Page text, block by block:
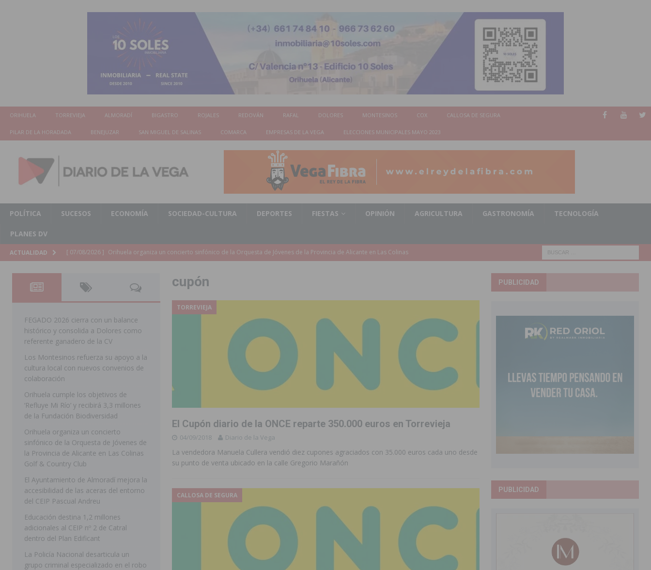
ORIHUELA TORREVIEJA ALMORADÍ BIGASTRO ROJALES REDOVÁN RAFAL DOLORES MONTESINOS COX CALLOSA DE SEGURA
PILAR DE LA HORADADA BENEJUZAR SAN MIGUEL DE SALINAS COMARCA EMPRESAS DE LA VEGA ELECCIONES MUNICIPALES MAYO 2023
POLÍTICA SUCESOS ECONOMÍA SOCIEDAD-CULTURA DEPORTES FIESTAS OPINIÓN AGRICULTURA GASTRONOMÍA TECNOLOGÍA
PLANES DV
ACTUALIDAD [ 07/08/2026 ] El Ayuntamiento de Almoradí mejora la accesibilidad de las aceras del entorno del CEIP Pascual Andreu
[ 07/08/2026 ]
Educación destina 1,2 millones adicionales al CEIP nº 2 de Catral dentro del Plan Edificant
[ 07/08/2026 ] La Policía Nacional desarticula un grupo criminal especializado en el robo de vehículos de alta gama mediante la
clonación de llaves electrónicas
[ 07/08/2026 ] Torrevieja impulsa el empleo con la contratación de 55 personas desempleadas a través de seis programas
[ 07/08/2026 ] Raiguero de Bonanza alerta del riesgo de incendios e inundaciones por el estado de sus barrancos
[ 07/08/2026 ]
[ 07/08/2026 ] Benferri ya se prepara para dar comienzo a sus Fiestas 2026
[ 07/08/2026 ] Bigastro se viste de gala para la coronación de la Corte 2026
[ 07/08/2026 ]
Rojales clausura con éxito las Fiestas de las Urbanizaciones de Ciudad Quesada 2026
ROJALES
[ 06/08/2026 ]
Redován presenta la programación de sus Fiestas Patronales en honor a la Virgen de la Salud y San Miguel
Arcángel
REDOVÁN
[ 06/08/2026 ]
El PSOE denuncia una nueva prórroga de la ORA en Orihuela ‘sin mejoras ni bonificaciones’
[ 07/08/2026 ] FEGADO 2026 cierra con un balance histórico y consolida a Dolores como referente ganadero de la CV
DOLORES
Los Montesinos refuerza su apoyo a la cultura local con nuevos convenios de colaboración
MONTESINOS
[ 07/08/2026 ] Orihuela cumple los objetivos de ‘Refluye Mi Río’ y recibirá 3,3 millones de la Fundación Biodiversidad
cupón
TORREVIEJA
El Cupón diario de la ONCE reparte 350.000 euros en Torrevieja
04/09/2018 Diario de la Vega
La vendedora Manuela Cullera vendió diez cupones agraciados con 35.000 euros cada uno desde
su punto de venta ubicado en la calle Gregorio Marañón
CALLOSA DE SEGURA
FEGADO 2026 cierra con un balance
histórico y consolida a Dolores como
referente ganadero de la CV
Los Montesinos refuerza su apoyo a la
cultura local con nuevos convenios de
colaboración
Orihuela cumple los objetivos de
‘Refluye Mi Río’ y recibirá 3,3 millones
de la Fundación Biodiversidad
Orihuela organiza un concierto
sinfónico de la Orquesta de Jóvenes de
la Provincia de Alicante en Las Colinas
Golf & Country Club
El Ayuntamiento de Almoradí mejora la
accesibilidad de las aceras del entorno
del CEIP Pascual Andreu
Educación destina 1,2 millones
adicionales al CEIP nº 2 de Catral
dentro del Plan Edificant
La Policía Nacional desarticula un
grupo criminal especializado en el robo
PUBLICIDAD
PUBLICIDAD